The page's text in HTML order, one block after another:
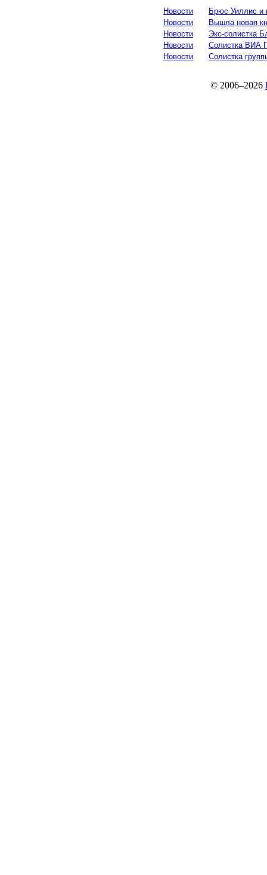
Новости
Брюс Уиллис и
Новости
Вышла новая
Новости
Экс-солистка
Новости
Солистка ВИА
Новости
Солистка
© 2006–2026